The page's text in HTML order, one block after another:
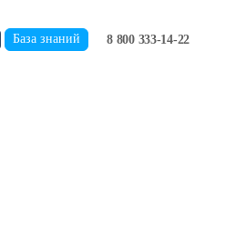
База знаний 8 800 333-14-22